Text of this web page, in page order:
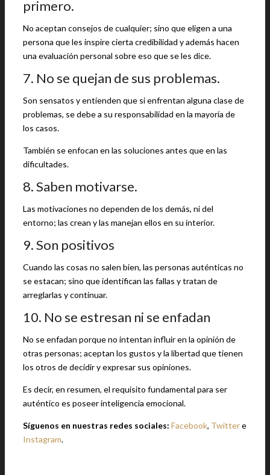
primero.
No aceptan consejos de cualquier; sino que eligen a una
persona que les inspire cierta credibilidad y además hacen
una evaluación personal sobre eso que se les dice.
7. No se quejan de sus problemas.
Son sensatos y entienden que si enfrentan alguna clase de
problemas, se debe a su responsabilidad en la mayoría de
los casos.
También se enfocan en las soluciones antes que en las
dificultades.
8. Saben motivarse.
Las motivaciones no dependen de los demás, ni del
entorno; las crean y las manejan ellos en su interior.
9. Son positivos
Cuando las cosas no salen bien, las personas auténticas no
se estacan; sino que identifican las fallas y tratan de
arreglarlas y continuar.
10. No se estresan ni se enfadan
No se enfadan porque no intentan influir en la opinión de
otras personas; aceptan los gustos y la libertad que tienen
los otros de decidir y expresar sus opiniones.
Es decir, en resumen, el requisito fundamental para ser
auténtico es poseer inteligencia emocional.
Síguenos en nuestras redes sociales: Facebook, Twittere
Instagram.